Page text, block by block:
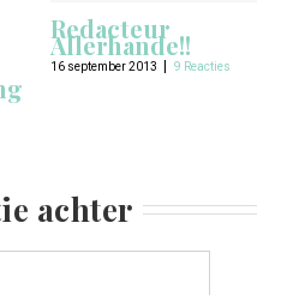
Redacteur
Allerhande!!
16 september 2013 9 Reacties
achter